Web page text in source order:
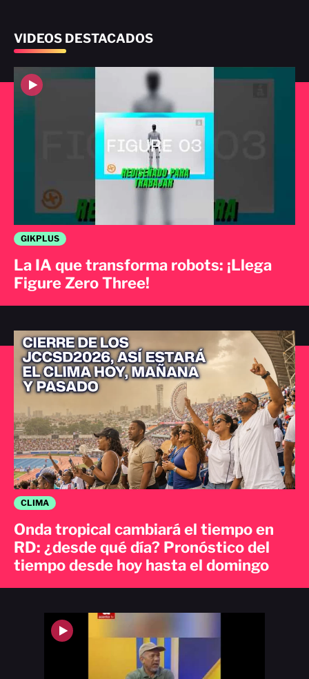
VIDEOS DESTACADOS
CLIMA
Onda tropical cambiará el tiempo en
RD: ¿desde qué día? Pronóstico del
tiempo desde hoy hasta el domingo
GIKPLUS
La IA que transforma robots: ¡Llega
Figure Zero Three!